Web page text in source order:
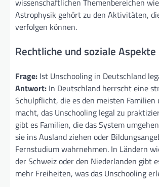
wissenschaftlichen Themenbereichen
Astrophysik gehört zu den Aktivitäten,
verfolgen können.
Rechtliche und soziale Aspekte
Frage: Ist Unschooling in Deutschland
Antwort: In Deutschland herrscht eine
Schulpflicht, die es den meisten Familien
macht, das Unschooling legal zu
gibt es Familien, die das System
sie ins Ausland ziehen oder
Fernstudium wahrnehmen. In Ländern
der Schweiz oder den Niederlanden gibt
mehr Freiheiten, was das Unschooling